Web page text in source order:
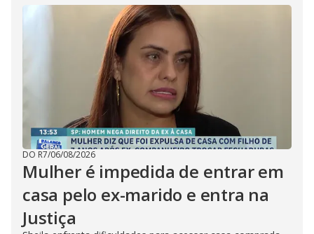
DO R7/06/08/2026
Mulher é impedida de entrar em
casa pelo ex-marido e entra na
Justiça